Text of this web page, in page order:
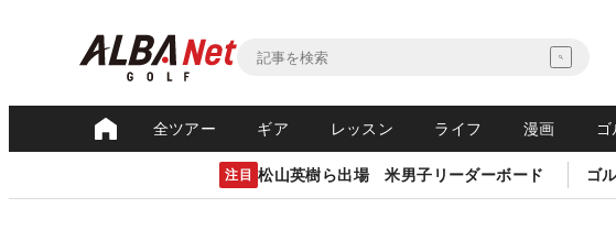
全ツアー ギア レッスン ライフ 漫画
注目 松山英樹ら出場 米男子リーダーボード ゴ